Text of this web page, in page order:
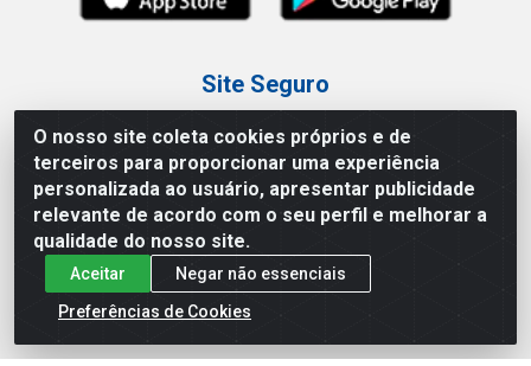
O nosso site coleta cookies próprios e de
terceiros para proporcionar uma experiência
personalizada ao usuário, apresentar publicidade
relevante de acordo com o seu perfil e melhorar a
qualidade do nosso site.
Aceitar
Negar não essenciais
Preferências de Cookies
Site Seguro
Loja / Showroom
Tel.: (11) 3227-0546
Av Vautier, 587/597 - Pari - São Paulo/SP